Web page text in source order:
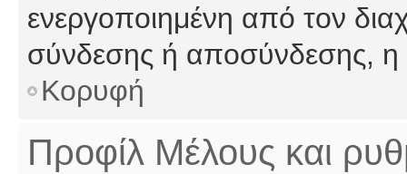
ενεργοποιημένη από τον
σύνδεσης ή αποσύνδεσης, η
Κορυφή
Προφίλ Μέλους και